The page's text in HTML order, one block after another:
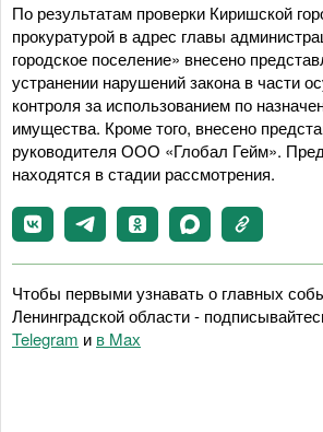
По результатам проверки Киришской
прокуратурой в адрес главы
городское поселение» внесено
устранении нарушений закона в части
контроля за использованием по
имущества. Кроме того, внесено
руководителя ООО «Глобал Гейм».
находятся в стадии рассмотрения.
Чтобы первыми узнавать о главных
Ленинградской области -
Telegram и в Maх